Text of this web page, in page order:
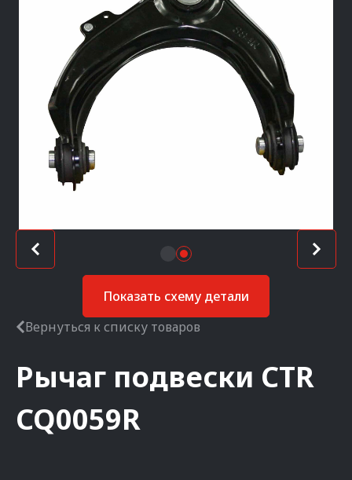
Показать схему детали
Вернуться к списку товаров
Рычаг подвески CTR
CQ0059R